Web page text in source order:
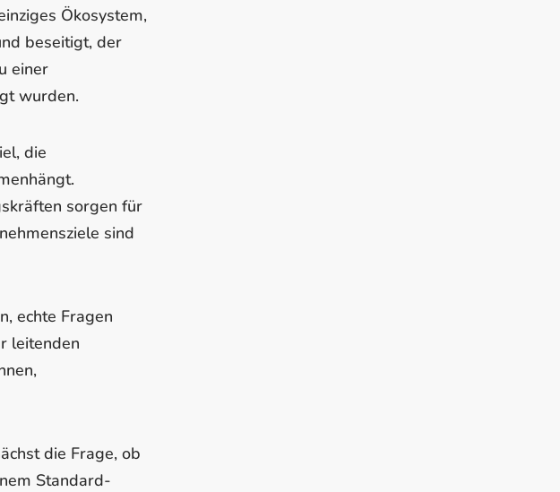
Ökosystem,
beseitigt, der
einer
wurden.
die
sorgen für
sind
echte Fragen
leitenden
die Frage, ob
Standard-